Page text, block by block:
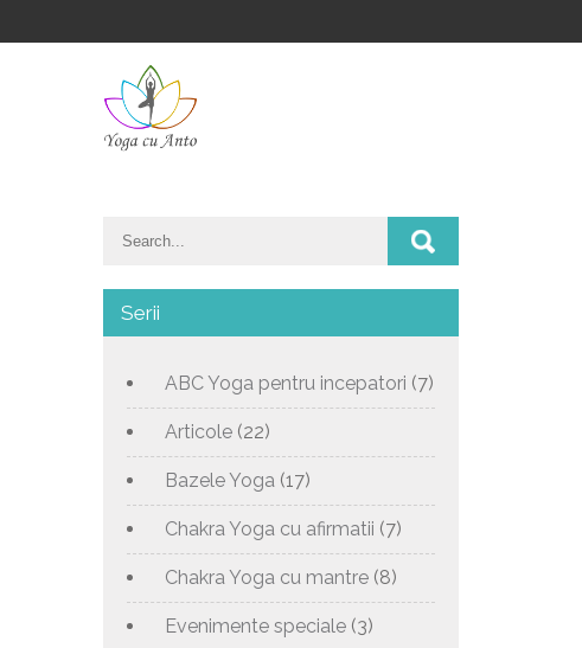
Serii
ABC Yoga pentru incepatori (7)
Articole (22)
Bazele Yoga (17)
Chakra Yoga cu afirmatii (7)
Chakra Yoga cu mantre (8)
Evenimente speciale (3)